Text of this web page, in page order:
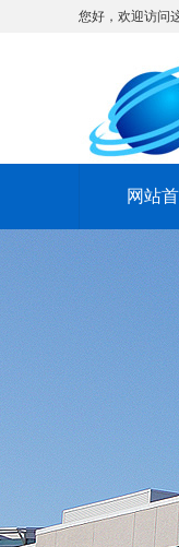
您好，欢迎访问
网站